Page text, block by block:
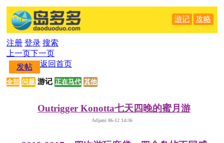
攻略
游记
注册 登录 搜索
上一页下一页
返回首页
发帖
全部 问题 游记 正在马代 其他
Outrigger Konotta七天四晚的蜜月游
Adjani 06-12 14:36